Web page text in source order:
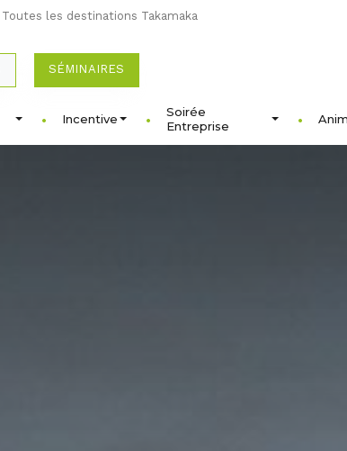
Toutes les destinations Takamaka
SÉMINAIRES
Incentive
Soirée
Entreprise